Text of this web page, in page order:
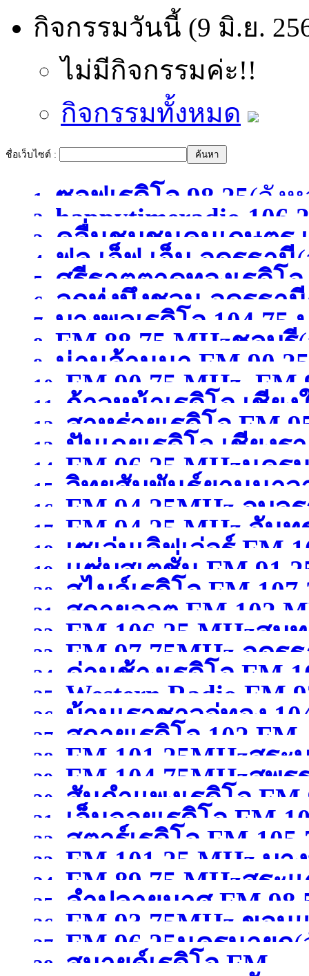
กิจกรรมวันนี้ (9 มิ.ย.
ไม่มีกิจกรรมค่ะ!!
กิจกรรมทั้งหมด
ชื่อเว็บไซต์ :
1. ซอฟเรดิโอ 98.25(จัง
2.
happytimeradio
)
3. คลื่นชุมชนคนเกษตร
4. ฟูล เอ็ฟ เอ็ม อุดรธานี
5.
ศรีธาตุตาดทองเรดิโ
อุดรธานี(จังหวัดอุดรธา
6. ลูกทุ่งบึงชวน อุดรธานี
7. บางพูลเรดิโอ 104.75
8. FM 88.75 MHzชลบุรี
9. น่านล้านนา FM
10. FM 90.75 MHz, FM
11. ก้าวหน้าเรดิโอ เชียง
12. สาหร่ายเรดิโอ FM
13. ปันเกยเรดิโอ เชียงร
14. FM 96.25 MHzนคร
15.
วิทยุสัมพันธ์ยานนาว
MHzกรุงเทพมหานคร(
16. FM 94.25MHz อุบล
17. FM 94.25 MHz จันท
18.
เซเว่นเลิฟเว่อร์ FM
สุพรรณบุรี )
19. เเซ่บสเตชั่น
20. สไมล์เรดิโอ FM
21. สกายออต FM 102
22. FM 106.25 MHzสมุ
)
23. FM 97.75MHz อุดร
24.
ด่านช้างเรดิโอ FM
สุพรรณบุรี )
25.
Western Radio
)
26.
บ้านเราชาวอู่ทอง
สุพรรณบุรี )
27. สกายเรดิโอ 102 FM
28. FM 101.25MHzสระ
29. FM 104.75MHzสุพ
30.
สันกำแพงเรดิโอ FM
เชียงใหม่ )
31.
เอ็นจอยเรดิโอ FM
ขอนแก่น )
32.
สตาร์เรดิโอ FM
เชียงราย )
33. FM 101.25 MHz บา
สมุทรปราการ )
34. FM 89.75 MHzสระ
35. ลำปลายมาศ FM
36. FM 93.75MHz ขอน
37. FM 96.25นครนายก
38. สมายด์เรดิโอ FM